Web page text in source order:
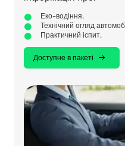
Еко-водіння.
Технічний огляд
Практичний іспит.
Доступне в пакеті